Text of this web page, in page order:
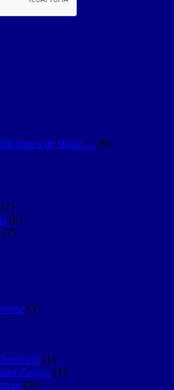
lumea de statui…. (9)
(6)
(7)
(3)
(1)
Zagora (1)
(3)